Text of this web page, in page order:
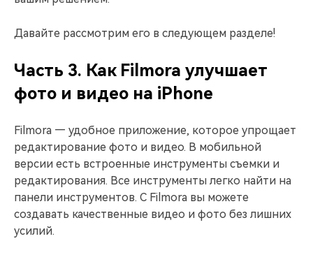
Давайте рассмотрим его в следующем разделе!
Часть 3. Как Filmora улучшает
фото и видео на iPhone
Filmora — удобное приложение, которое упрощает
редактирование фото и видео. В мобильной
версии есть встроенные инструменты съемки и
редактирования. Все инструменты легко найти на
панели инструментов. С Filmora вы можете
создавать качественные видео и фото без лишних
усилий.